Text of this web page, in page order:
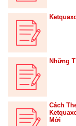
Những
Cách
Mới